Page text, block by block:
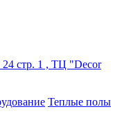
стр. 1 , ТЦ "Decor
Теплые полы